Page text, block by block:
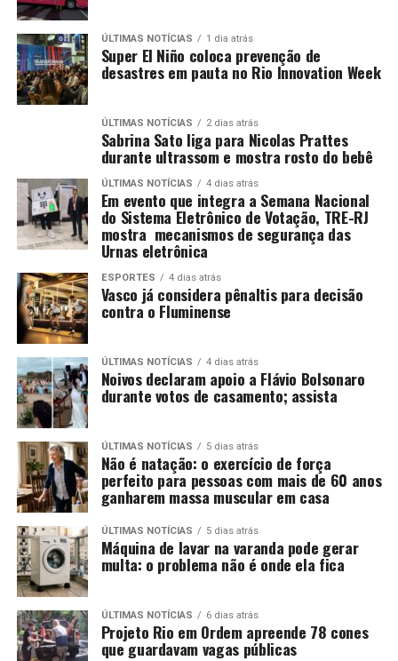
ÚLTIMAS NOTÍCIAS 1 dia atrás
Super El Niño coloca prevenção de
desastres em pauta no Rio Innovation Week
ÚLTIMAS NOTÍCIAS 2 dias atrás
Sabrina Sato liga para Nicolas Prattes
durante ultrassom e mostra rosto do bebê
ÚLTIMAS NOTÍCIAS 4 dias atrás
Em evento que integra a Semana Nacional
do Sistema Eletrônico de Votação, TRE-RJ
mostra mecanismos de segurança das
Urnas eletrônica
ESPORTES 4 dias atrás
Vasco já considera pênaltis para decisão
contra o Fluminense
ÚLTIMAS NOTÍCIAS 4 dias atrás
Noivos declaram apoio a Flávio Bolsonaro
durante votos de casamento; assista
ÚLTIMAS NOTÍCIAS 5 dias atrás
Não é natação: o exercício de força
perfeito para pessoas com mais de 60 anos
ganharem massa muscular em casa
ÚLTIMAS NOTÍCIAS 5 dias atrás
Máquina de lavar na varanda pode gerar
multa: o problema não é onde ela fica
ÚLTIMAS NOTÍCIAS 6 dias atrás
Projeto Rio em Ordem apreende 78 cones
que guardavam vagas públicas